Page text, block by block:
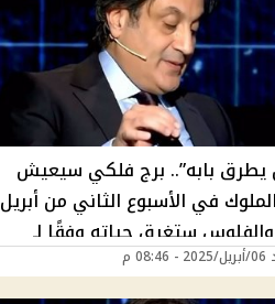
يطرق بابه”.. برج فلكي سيعيش
في الأسبوع الثاني من أبريل
2025 والفلوس ستغرق حياته وفقًا لـ
ميشال حايك
م